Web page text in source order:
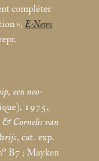
compléter
», E-News
een neo-
1975,
& Cornelis van
, cat. exp.
B7 ; Mayken